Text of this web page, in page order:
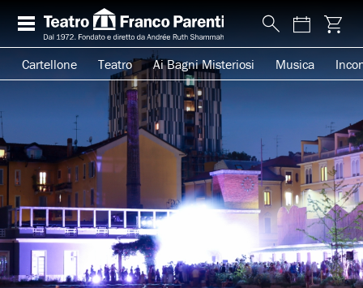
Cartellone Teatro Ai Bagni Misteriosi Musica